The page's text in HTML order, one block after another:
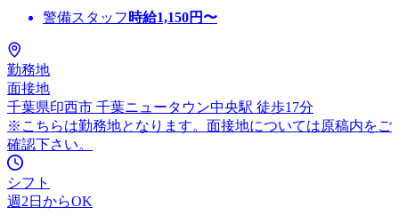
警備スタッフ 時給1,150円〜
勤務地
面接地
千葉県印西市 千葉ニュータウン中央駅 徒歩17分
※こちらは勤務地となります。面接地については原稿内をご
確認下さい。
シフト
週2日からOK